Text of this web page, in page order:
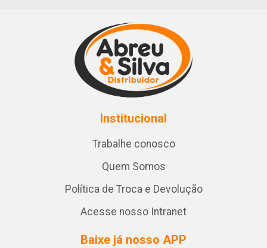
Institucional
Trabalhe conosco
Quem Somos
Política de Troca e Devolução
Acesse nosso Intranet
Baixe já nosso APP